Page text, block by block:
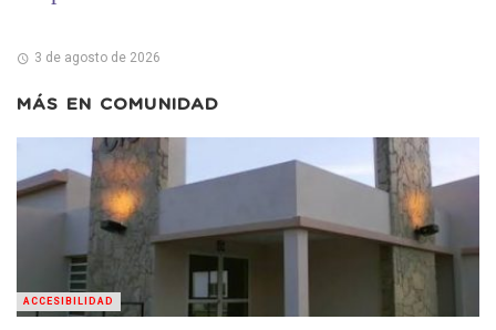
3 de agosto de 2026
MÁS EN COMUNIDAD
ACCESIBILIDAD